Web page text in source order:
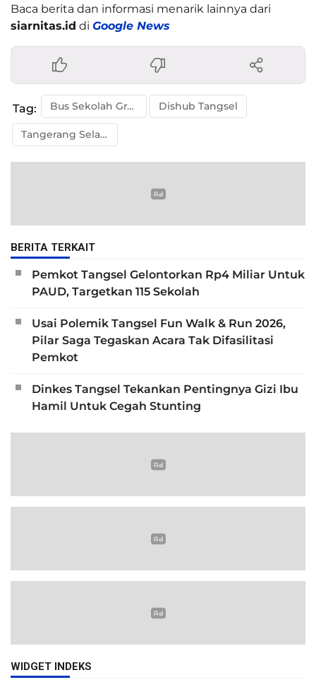
Baca berita dan informasi menarik lainnya dari
siarnitas.id di Google News
Tag: Bus Sekolah Gratis Dishub Tangsel
Tangerang Selatan
BERITA TERKAIT
Pemkot Tangsel Gelontorkan Rp4 Miliar Untuk
PAUD, Targetkan 115 Sekolah
Usai Polemik Tangsel Fun Walk & Run 2026,
Pilar Saga Tegaskan Acara Tak Difasilitasi
Pemkot
Dinkes Tangsel Tekankan Pentingnya Gizi Ibu
Hamil Untuk Cegah Stunting
WIDGET INDEKS